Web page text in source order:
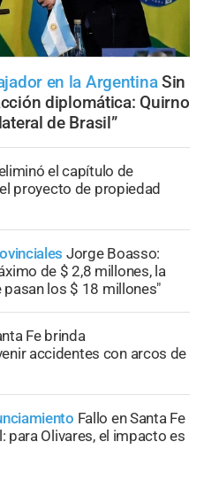
en la Argentina Sin
diplomática: Quirno
de Brasil”
el capítulo de
proyecto de propiedad
Jorge Boasso:
de $ 2,8 millones, la
pasan los $ 18 millones"
Fe brinda
accidentes con arcos de
Fallo en Santa Fe
para Olivares, el impacto es